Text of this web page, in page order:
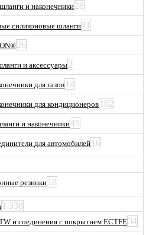
и наконечники28
силиконовые шланги11
26
и аксессуары2
для газов 14
для кондиционеров 102
и наконечники45
для автомобилей 16
резинки 18
1 338
и соединения с покрытием ECTFE34